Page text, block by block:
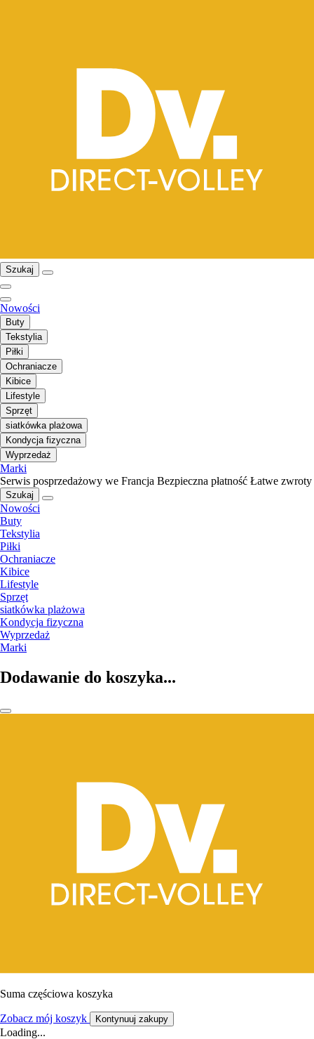
Szukaj
Nowości
Buty
Tekstylia
Piłki
Ochraniacze
Kibice
Lifestyle
Sprzęt
siatkówka plażowa
Kondycja fizyczna
Wyprzedaż
Marki
Serwis posprzedażowy we Francja Bezpieczna płatność Łatwe zwroty
Szukaj
Nowości
Buty
Tekstylia
Piłki
Ochraniacze
Kibice
Lifestyle
Sprzęt
siatkówka plażowa
Kondycja fizyczna
Wyprzedaż
Marki
Dodawanie do koszyka...
Suma częściowa koszyka
Zobacz mój koszyk Kontynuuj zakupy
Loading...